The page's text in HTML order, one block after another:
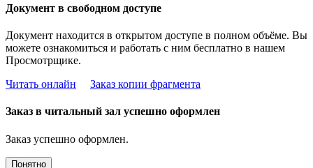
Документ в свободном доступе
Документ находится в открытом доступе в полном объёме. Вы
можете ознакомиться и работать с ним бесплатно в нашем
Просмотрщике.
Читать онлайн
Заказ копии фрагмента
Заказ в читальный зал успешно оформлен
Заказ успешно оформлен.
Понятно